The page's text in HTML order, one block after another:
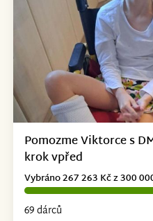
Pomozme Viktorce s
krok vpřed
69 dárců
Vybráno 267 263 Kč z 300